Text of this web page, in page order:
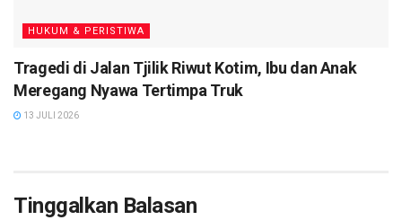
HUKUM & PERISTIWA
Tragedi di Jalan Tjilik Riwut Kotim, Ibu dan Anak
Meregang Nyawa Tertimpa Truk
13 JULI 2026
Tinggalkan Balasan